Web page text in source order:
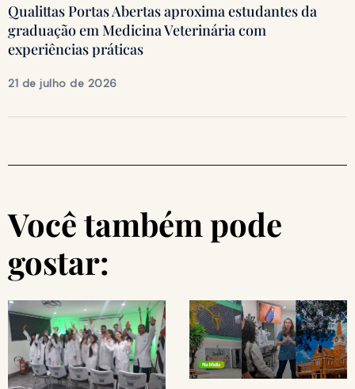
Qualittas Portas Abertas aproxima estudantes da
graduação em Medicina Veterinária com
experiências práticas
21 de julho de 2026
Você também pode
gostar: